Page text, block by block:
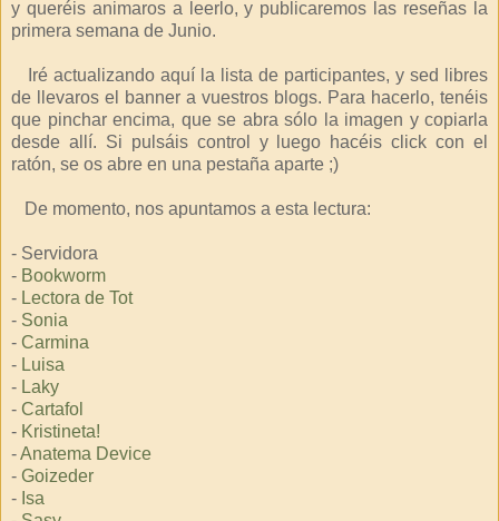
y queréis animaros a leerlo, y publicaremos las reseñas la
primera semana de Junio.
Iré actualizando aquí la lista de participantes, y sed libres
de llevaros el banner a vuestros blogs. Para hacerlo, tenéis
que pinchar encima, que se abra sólo la imagen y copiarla
desde allí. Si pulsáis control y luego hacéis click con el
ratón, se os abre en una pestaña aparte ;)
De momento, nos apuntamos a esta lectura:
- Servidora
- Bookworm
- Lectora de Tot
- Sonia
- Carmina
- Luisa
- Laky
- Cartafol
- Kristineta!
-Anatema Device
- Goizeder
- Isa